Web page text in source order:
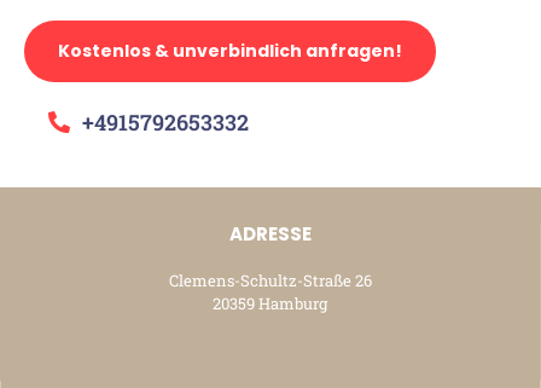
Kostenlos & unverbindlich anfragen!
+4915792653332
ADRESSE
Clemens-Schultz-Straße 26
20359 Hamburg